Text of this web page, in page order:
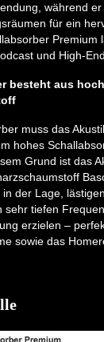
während
für ein
Premium
und High-
besteht aus
muss das
hohes
Grund ist das
der Lage,
sehr tiefen
erzielen –
sowie das